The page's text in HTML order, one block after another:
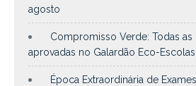
agosto
Compromisso Verde: Todas as
aprovadas no Galardão Eco-Escolas
Época Extraordinária de